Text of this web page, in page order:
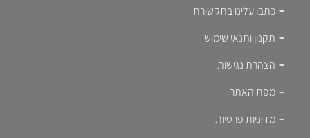
כתבו עלינו בתקשורת
תקנון ותנאי שימוש
הצהרת נגישות
מפת האתר
מדיניות פרטיות